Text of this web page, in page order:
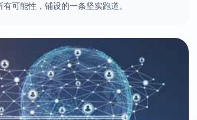
可能性，铺设的一条坚实跑道。